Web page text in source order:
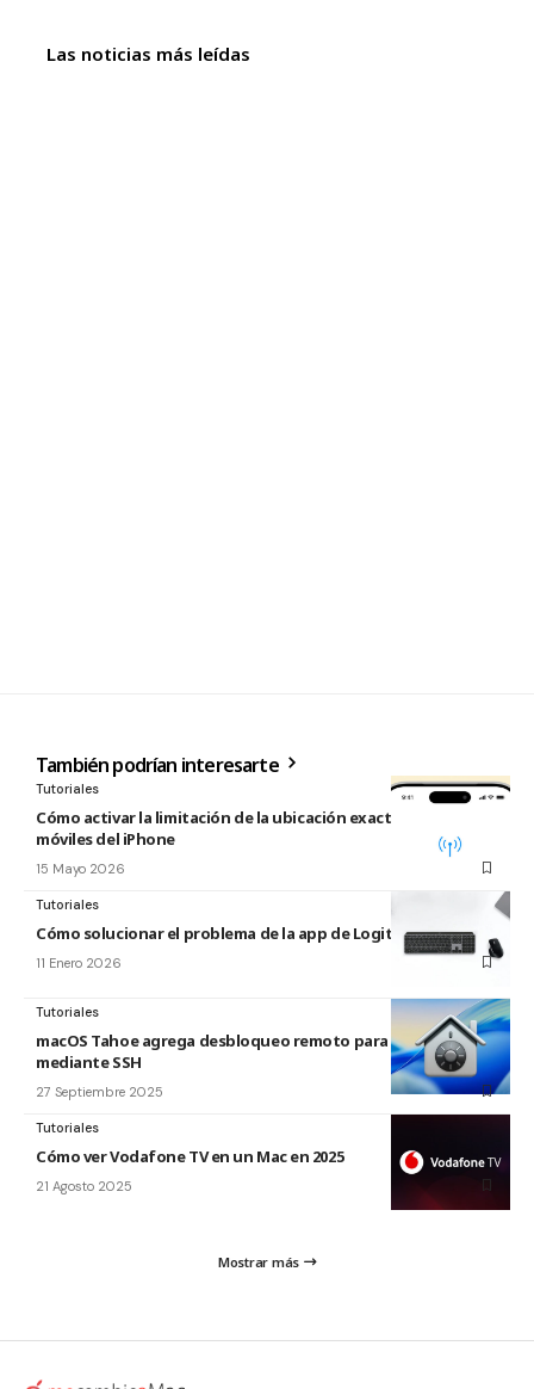
Las noticias más leídas
También podrían interesarte
Tutoriales
Cómo activar la limitación de la ubicación exacta para redes
móviles del iPhone
15 Mayo 2026
Tutoriales
Cómo solucionar el problema de la app de Logitech para Mac
11 Enero 2026
Tutoriales
macOS Tahoe agrega desbloqueo remoto para FileVault
mediante SSH
27 Septiembre 2025
Tutoriales
Cómo ver Vodafone TV en un Mac en 2025
21 Agosto 2025
Mostrar más